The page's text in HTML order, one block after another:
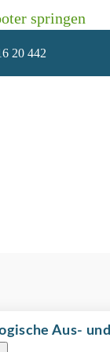
springen
20 442
Aus- und